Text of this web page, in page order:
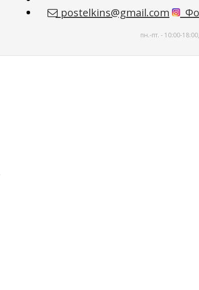
postelkins@gmail.com
пн.-пт. - 10:00-